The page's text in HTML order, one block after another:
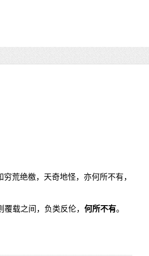
穷荒绝檄，天奇地怪，亦何所不有，
载之间，负类反伦， 何所不有。